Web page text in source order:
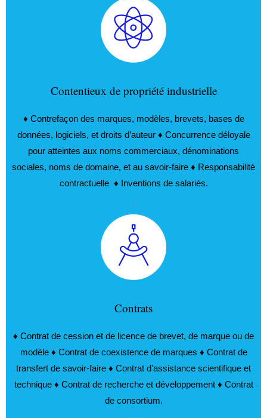
Contentieux de propriété industrielle
♦ Contrefaçon des marques, modèles, brevets, bases de
données, logiciels, et droits d’auteur ♦ Concurrence déloyale
pour atteintes aux noms commerciaux, dénominations
sociales, noms de domaine, et au savoir-faire ♦ Responsabilité
contractuelle ♦ Inventions de salariés.
.
Contrats
♦ Contrat de cession et de licence de brevet, de marque ou de
modèle ♦ Contrat de coexistence de marques ♦ Contrat de
transfert de savoir-faire ♦ Contrat d’assistance scientifique et
technique ♦ Contrat de recherche et développement ♦ Contrat
de consortium.